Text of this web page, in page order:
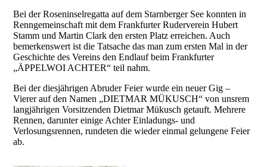
Bei der Roseninselregatta auf dem Starnberger See konnten in
Renngemeinschaft mit dem Frankfurter Ruderverein Hubert
Stamm und Martin Clark den ersten Platz erreichen. Auch
bemerkenswert ist die Tatsache das man zum ersten Mal in der
Geschichte des Vereins den Endlauf beim Frankfurter
„ÄPPELWOI ACHTER“ teil nahm.
Bei der diesjährigen Abruder Feier wurde ein neuer Gig –
Vierer auf den Namen „DIETMAR MÜKUSCH“ von unsrem
langjährigen Vorsitzenden Dietmar Mükusch getauft. Mehrere
Rennen, darunter einige Achter Einladungs- und
Verlosungsrennen, rundeten die wieder einmal gelungene Feier
ab.